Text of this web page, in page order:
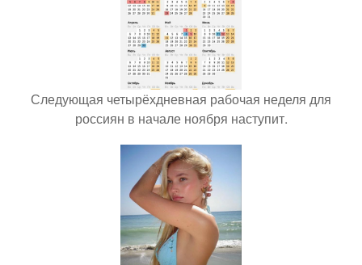
Следующая четырёхдневная рабочая неделя для
россиян в начале ноября наступит.